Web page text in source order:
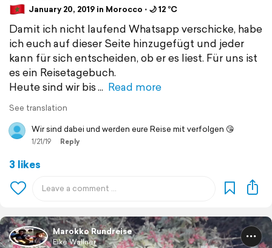
January 20, 2019 in Morocco ⋅ 🌙 12 °C
Damit ich nicht laufend Whatsapp verschicke, habe
ich euch auf dieser Seite hinzugefügt und jeder
kann für sich entscheiden, ob er es liest. Für uns ist
es ein Reisetagebuch.
Heute sind wir bis
Read more
See translation
Wir sind dabei und werden eure Reise mit verfolgen 😘
1/21/19 Reply
3 likes
Marokko Rundreise
Eike Wallner